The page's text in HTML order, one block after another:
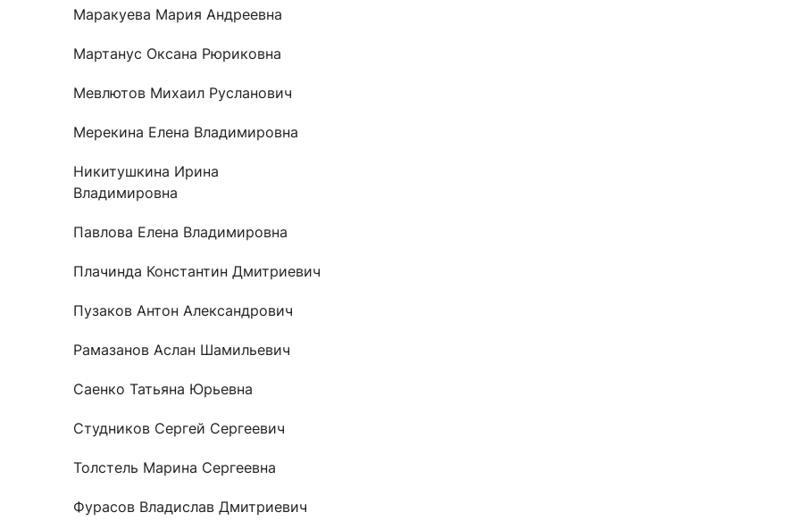
Маракуева Мария Андреевна
Мартанус Оксана Рюриковна
Мевлютов Михаил Русланович
Мерекина Елена Владимировна
Никитушкина Ирина
Владимировна
Павлова Елена Владимировна
Плачинда Константин Дмитриевич
Пузаков Антон Александрович
Рамазанов Аслан Шамильевич
Саенко Татьяна Юрьевна
Студников Сергей Сергеевич
Толстель Марина Сергеевна
Фурасов Владислав Дмитриевич